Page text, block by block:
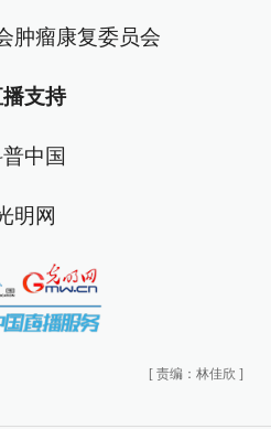
肿瘤康复委员会
播支持
中国
明网
[ 责编：林佳欣 ]